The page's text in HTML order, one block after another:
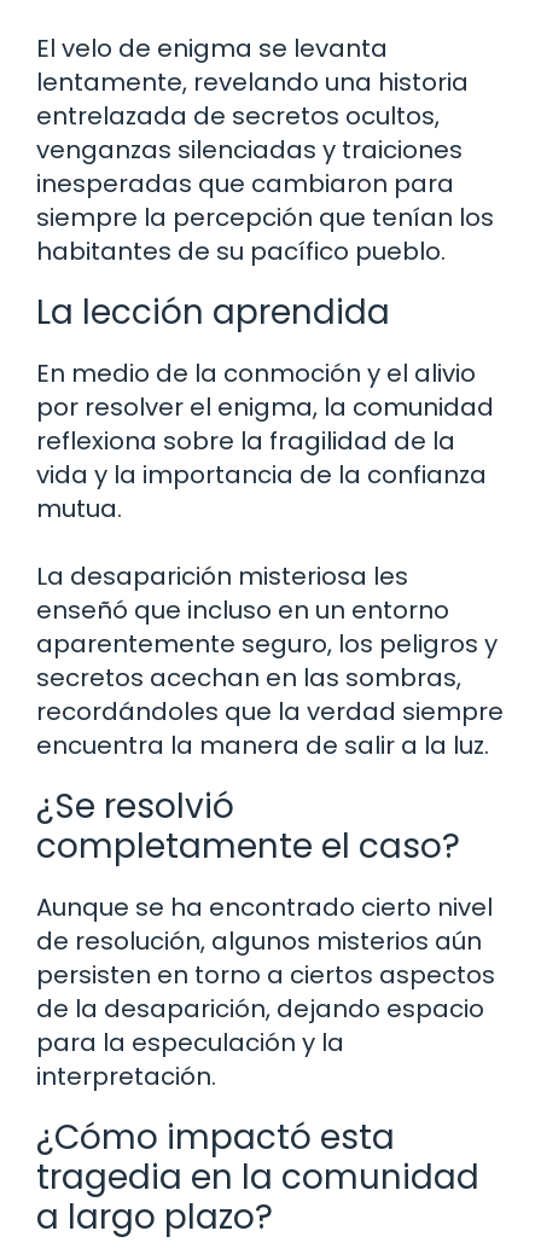
El velo de enigma se levanta
lentamente, revelando una historia
entrelazada de secretos ocultos,
venganzas silenciadas y traiciones
inesperadas que cambiaron para
siempre la percepción que tenían los
habitantes de su pacífico pueblo.
La lección aprendida
En medio de la conmoción y el alivio
por resolver el enigma, la comunidad
reflexiona sobre la fragilidad de la
vida y la importancia de la confianza
mutua.
La desaparición misteriosa les
enseñó que incluso en un entorno
aparentemente seguro, los peligros y
secretos acechan en las sombras,
recordándoles que la verdad siempre
encuentra la manera de salir a la luz.
¿Se resolvió
completamente el caso?
Aunque se ha encontrado cierto nivel
de resolución, algunos misterios aún
persisten en torno a ciertos aspectos
de la desaparición, dejando espacio
para la especulación y la
interpretación.
¿Cómo impactó esta
tragedia en la comunidad
a largo plazo?